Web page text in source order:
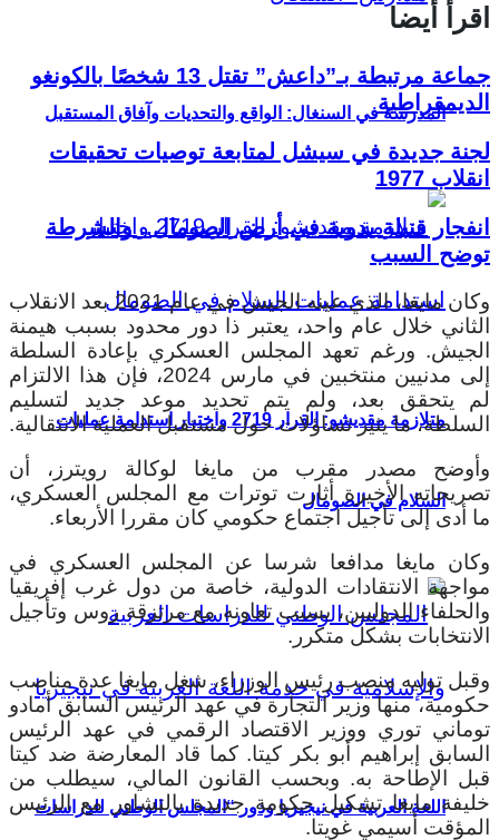
المدرسة في السنغال: الواقع والتحديات وآفاق المستقبل
متلازمة مقديشو: القرار 2719 واختبار استدامة عمليات
السلام في الصومال
اللغة العربية في نيجيريا ودور “المجلس الوطني للدراسات
اقرأ أيضا
جماعة مرتبطة بـ”داعش” تقتل 13 شخصًا بالكونغو
الديمقراطية
لجنة جديدة في سيشل لمتابعة توصيات تحقيقات
انقلاب 1977
انفجار قنبلة يدوية في أرض الصومال.. والشرطة
توضح السبب
وكان مايغا، الذي عينه الجيش في عام 2021 بعد الانقلاب
الثاني خلال عام واحد، يعتبر ذا دور محدود بسبب هيمنة
الجيش. ورغم تعهد المجلس العسكري بإعادة السلطة
إلى مدنيين منتخبين في مارس 2024، فإن هذا الالتزام
لم يتحقق بعد، ولم يتم تحديد موعد جديد لتسليم
السلطة، ما يثير تساؤلات حول مستقبل العملية الانتقالية.
وأوضح مصدر مقرب من مايغا لوكالة رويترز، أن
تصريحاته الأخيرة أثارت توترات مع المجلس العسكري،
ما أدى إلى تأجيل اجتماع حكومي كان مقررا الأربعاء.
وكان مايغا مدافعا شرسا عن المجلس العسكري في
مواجهة الانتقادات الدولية، خاصة من دول غرب إفريقيا
والحلفاء الدوليين، بسبب تعاونه مع مرتزقة روس وتأجيل
الانتخابات بشكل متكرر.
وقبل توليه منصب رئيس الوزراء، شغل مايغا عدة مناصب
حكومية، منها وزير التجارة في عهد الرئيس السابق أمادو
توماني توري ووزير الاقتصاد الرقمي في عهد الرئيس
السابق إبراهيم أبو بكر كيتا. كما قاد المعارضة ضد كيتا
قبل الإطاحة به. وبحسب القانون المالي، سيطلب من
خليفة مايغا تشكيل حكومة جديدة بالتشاور مع الرئيس
المؤقت أسيمي غويتا.